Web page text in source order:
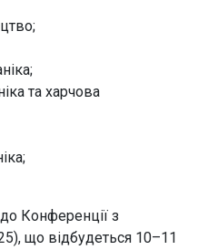
та харчова
Конференції з
що відбудеться 10–11